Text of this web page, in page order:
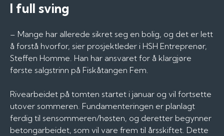
I full sving
– Mange har allerede sikret seg en bolig, og det er lett
å forstå hvorfor, sier prosjektleder i HSH Entreprenør,
Steffen Homme. Han har ansvaret for å klargjøre
første salgstrinn på Fiskåtangen Fem.
Rivearbeidet på tomten startet i januar og vil fortsette
utover sommeren. Fundamenteringen er planlagt
ferdig til sensommeren/høsten, og deretter begynner
betongarbeidet, som vil vare frem til årsskiftet. Dette